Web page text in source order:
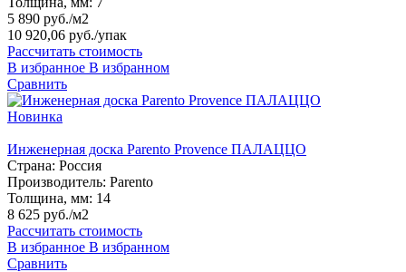
5 890 руб./м2
10 920,06 руб./упак
Рассчитать стоимость
В избранное В избранном
Сравнить
Новинка
Инженерная доска Parento Provence ПАЛАЦЦО
Страна: Россия
Производитель: Parento
Толщина, мм: 14
8 625 руб./м2
Рассчитать стоимость
В избранное В избранном
Сравнить